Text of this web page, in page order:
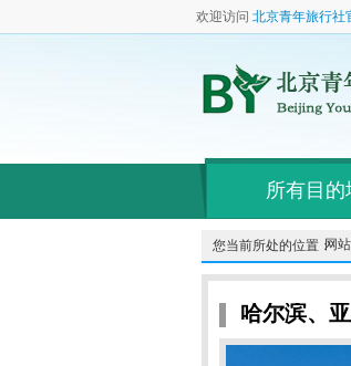
欢迎访问 北京青年旅行社
所有目的
您当前所处的位置：网
哈尔滨、